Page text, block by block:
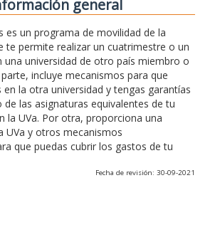
general
es un programa de movilidad de la
te permite realizar un cuatrimestre o un
universidad de otro país miembro o
incluye mecanismos para que
en la otra universidad y tengas garantías
las asignaturas equivalentes de tu
la UVa. Por otra, proporciona una
UVa y otros mecanismos
que puedas cubrir los gastos de tu
Fecha de revisión: 30-09-2021